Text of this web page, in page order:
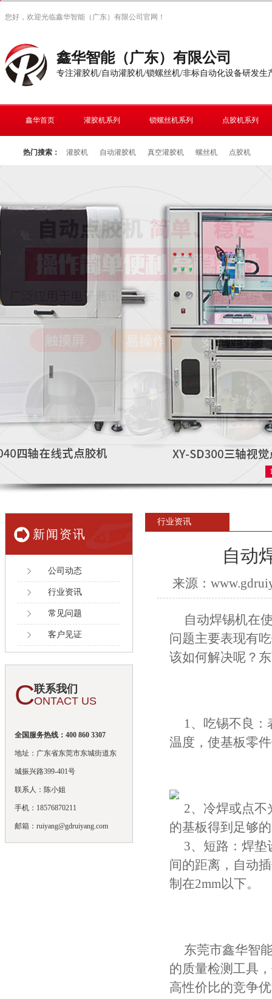
您好，欢迎光临鑫华智能（广东）有限公司官网！
鑫华智能（广东）有限公司
专注灌胶机/自动灌胶机/锁螺丝机/非标自动化设备研发生
鑫华首页 灌胶机系列 锁螺丝机系列 点胶机系列
热门搜索： 灌胶机 自动灌胶机 真空灌胶机 螺丝机 点胶机
新闻资讯
公司动态
行业资讯
常见问题
客户见证
C联系我们
ONTACT US
全国服务热线：400 860 3307
地址：广东省东莞市东城街道东
城振兴路399-401号
联系人：陈小姐
手机：18576870211
邮箱：ruiyang@gdruiyang.com
行业资讯
自动
来源：
自动焊锡机在
问题主要表现有
该如何解决呢？
1、吃锡不良
温度，使基板零
2、冷焊或点
的基板得到足够
3、短路：焊
间的距离，自动
制在2mm以下。
东莞市鑫华智
的质量检测工具
高性价比的竞争